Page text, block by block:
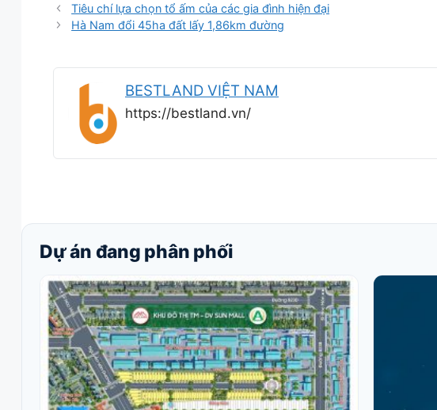
mục
Tiêu chí lựa chọn tổ ấm của các gia đình hiện đại
Hà Nam đổi 45ha đất lấy 1,86km đường
BESTLAND VIỆT NAM
https://bestland.vn/
Dự án đang phân phối